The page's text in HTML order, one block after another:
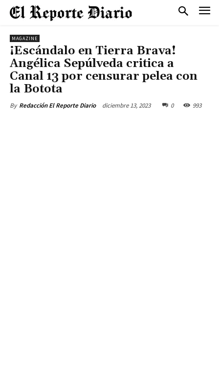
MAGAZINE
¡Escándalo en Tierra Brava!
Angélica Sepúlveda critica a
Canal 13 por censurar pelea con
la Botota
By Redacción El Reporte Diario diciembre 13, 2023 0 993